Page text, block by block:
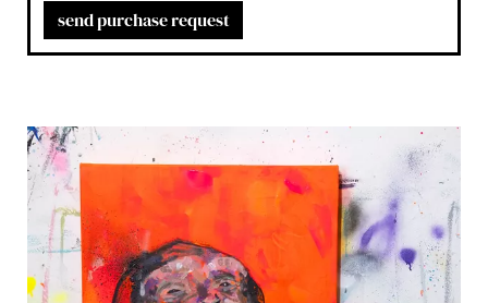
send purchase request